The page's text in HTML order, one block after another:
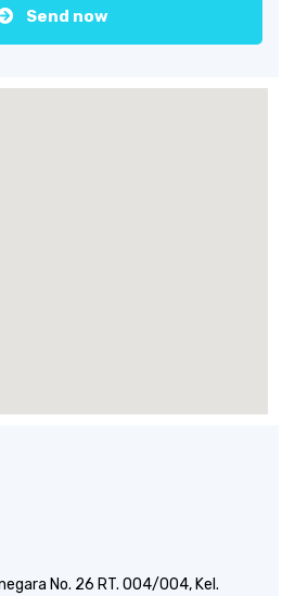
Send now
No. 26 RT. 004/004, Kel.